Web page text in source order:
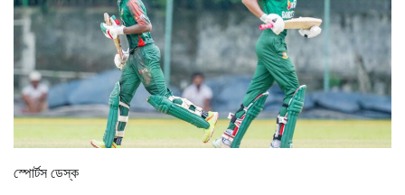
স্পোর্টস ডেস্ক